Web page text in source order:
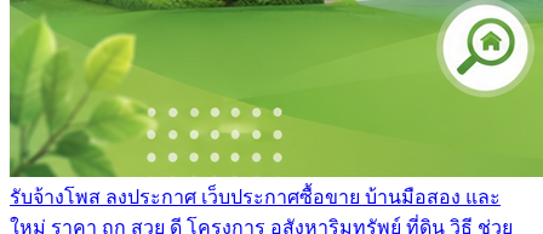
รับจ้างโพส ลงประกาศ เว็บประกาศซื้อขาย บ้านมือสอง และ
ใหม่ ราคา ถูก สวย ดี โครงการ อสังหาริมทรัพย์ ที่ดิน วิธี ช่วย